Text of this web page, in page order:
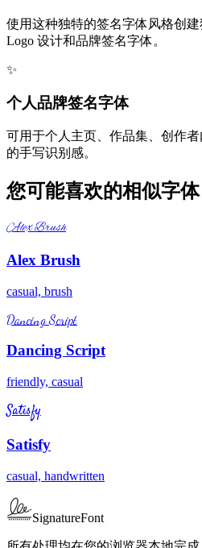
使用这种独特的签名字体风格创
Logo 设计和品牌签名字体。
✨
个人品牌签名字体
可用于个人主页、作品集、创作
的手写识别感。
您可能喜欢的相似字体
Alex Brush
Alex Brush
casual, brush
Dancing Script
Dancing Script
friendly, casual
Satisfy
Satisfy
casual, handwritten
SignatureFont